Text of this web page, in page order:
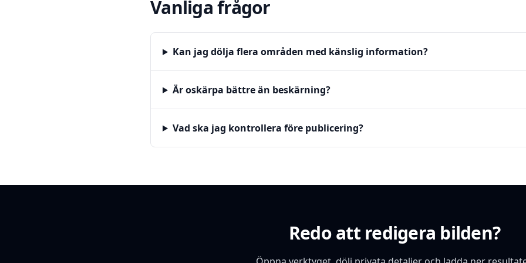
Vanliga frågor
Kan jag dölja flera områden med känslig information?
Är oskärpa bättre än beskärning?
Vad ska jag kontrollera före publicering?
Redo att redigera bilden?